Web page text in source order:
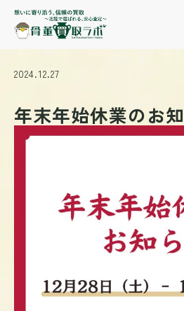
2024.12.27
年末年始休業のお